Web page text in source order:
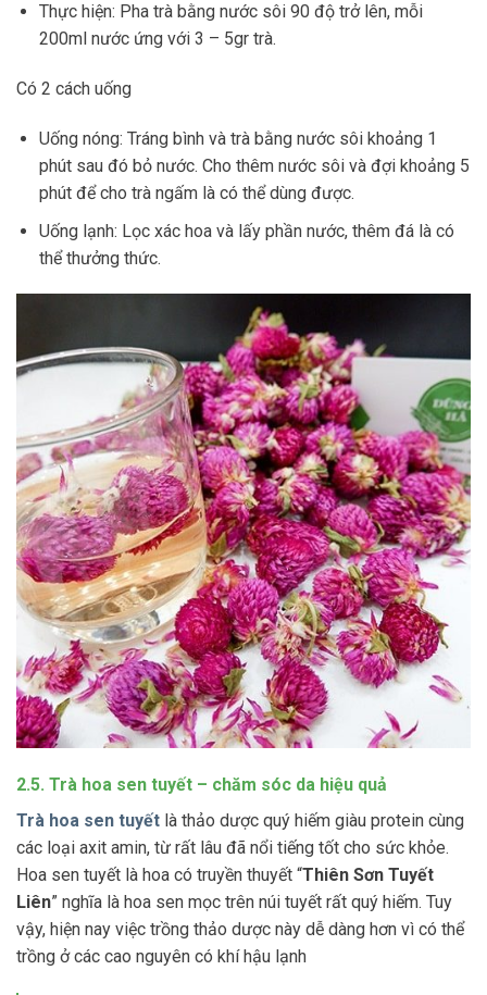
Thực hiện: Pha trà bằng nước sôi 90 độ trở lên, mỗi
200ml nước ứng với 3 – 5gr trà.
Có 2 cách uống
Uống nóng: Tráng bình và trà bằng nước sôi khoảng 1
phút sau đó bỏ nước. Cho thêm nước sôi và đợi khoảng 5
phút để cho trà ngấm là có thể dùng được.
Uống lạnh: Lọc xác hoa và lấy phần nước, thêm đá là có
thể thưởng thức.
2.5. Trà hoa sen tuyết – chăm sóc da hiệu quả
Trà hoa sen tuyết là thảo dược quý hiếm giàu protein cùng
các loại axit amin, từ rất lâu đã nổi tiếng tốt cho sức khỏe.
Hoa sen tuyết là hoa có truyền thuyết “Thiên Sơn Tuyết
Liên” nghĩa là hoa sen mọc trên núi tuyết rất quý hiếm. Tuy
vậy, hiện nay việc trồng thảo dược này dễ dàng hơn vì có thể
trồng ở các cao nguyên có khí hậu lạnh